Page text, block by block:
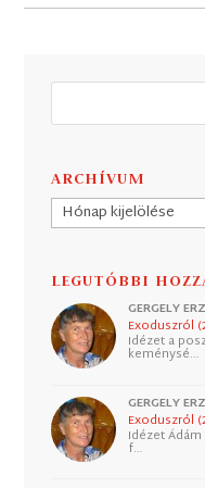
ARCHÍVUM
Archívum
LEGUTÓBBI
GERGELY
Exoduszról
Idézet a
keménysé…
GERGELY
Exoduszról
Idézet
f…